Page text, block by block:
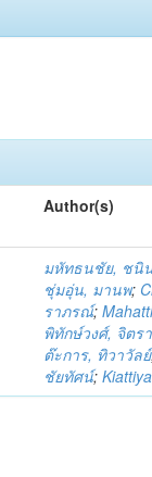
Author(s)
มหัทธนชัย, ชนิ
ชุ่มอุ่น, มานพ;
ราภรณ์;
พิทักษ์วงศ์, จิตร
ต๊ะการ, ทิวาวัลย์
ชัยทัศน์;